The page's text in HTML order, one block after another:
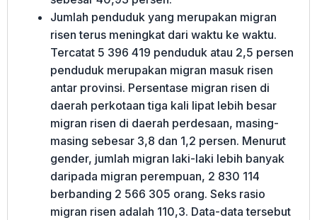
Jumlah penduduk yang merupakan migran
risen terus meningkat dari waktu ke waktu.
Tercatat 5 396 419 penduduk atau 2,5 persen
penduduk merupakan migran masuk risen
antar provinsi. Persentase migran risen di
daerah perkotaan tiga kali lipat lebih besar
migran risen di daerah perdesaan, masing-
masing sebesar 3,8 dan 1,2 persen. Menurut
gender, jumlah migran laki-laki lebih banyak
daripada migran perempuan, 2 830 114
berbanding 2 566 305 orang. Seks rasio
migran risen adalah 110,3. Data-data tersebut